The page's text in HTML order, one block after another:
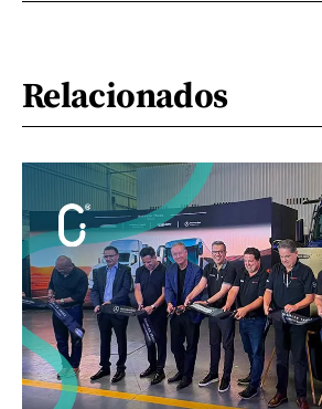
Relacionados